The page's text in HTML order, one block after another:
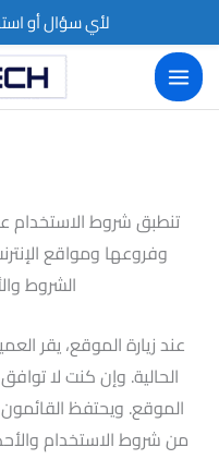
إلى
المحتوى
تنطبق شروط
وفروعها ومواقع
الشروط
عند زيارة الموقع، يقر
الحالية. وإن كنت لا
الموقع. ويحتفظ
من شروط الاستخدام
لأي سؤال أو استفسار